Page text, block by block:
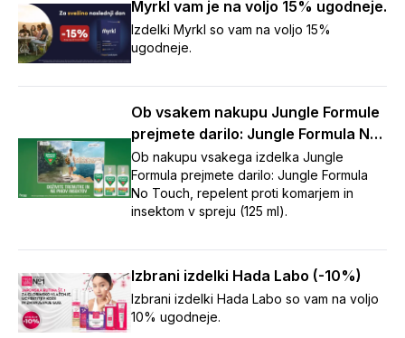
Myrkl vam je na voljo 15% ugodneje.
Izdelki Myrkl so vam na voljo 15%
ugodneje.
Ob vsakem nakupu Jungle Formule
prejmete darilo: Jungle Formula No
Touch repelent (125 ml)
Ob nakupu vsakega izdelka Jungle
Formula prejmete darilo: Jungle Formula
No Touch, repelent proti komarjem in
insektom v spreju (125 ml).
Izbrani izdelki Hada Labo (-10%)
Izbrani izdelki Hada Labo so vam na voljo
10% ugodneje.